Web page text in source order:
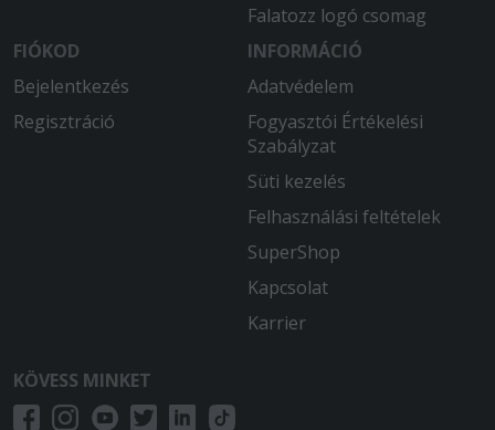
Falatozz logó csomag
FIÓKOD
Bejelentkezés
Regisztráció
INFORMÁCIÓ
Adatvédelem
Fogyasztói Értékelési
Szabályzat
Süti kezelés
Felhasználási feltételek
SuperShop
Kapcsolat
Karrier
KÖVESS MINKET